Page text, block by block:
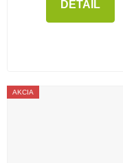
DETAIL
AKCIA